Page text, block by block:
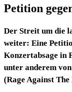
Petition
Der Streit um die
weiter: Eine
Konzertabsage in
unter anderem
(Rage Against